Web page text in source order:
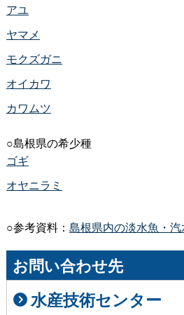
アユ
ヤマメ
モクズガニ
オイカワ
カワムツ
○島根県の希少種
ゴギ
オヤニラミ
○参考資料： 島根県内の淡水魚・
お問い合わせ先
水産技術センター